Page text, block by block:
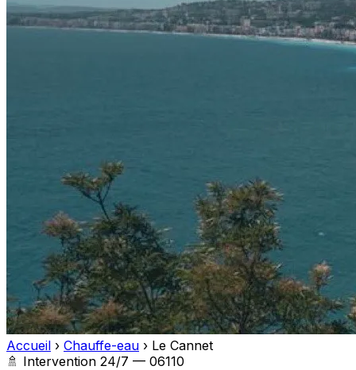
Accueil › Chauffe-eau › Le Cannet
🚿 Intervention 24/7 — 06110